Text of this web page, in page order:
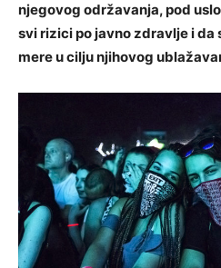
njegovog održavanja, pod
svi rizici po javno zdravlje i
mere u cilju njihovog